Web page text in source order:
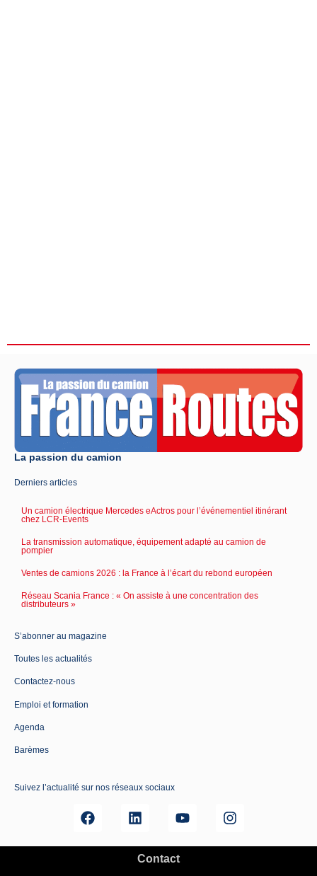
La passion du camion
Derniers articles
Un camion électrique Mercedes eActros pour l’événementiel itinérant
chez LCR-Events
La transmission automatique, équipement adapté au camion de
pompier
Ventes de camions 2026 : la France à l’écart du rebond européen
Réseau Scania France : « On assiste à une concentration des
distributeurs »
S’abonner au magazine
Toutes les actualités
Contactez-nous
Emploi et formation
Agenda
Barèmes
Suivez l’actualité sur nos réseaux sociaux
Contact